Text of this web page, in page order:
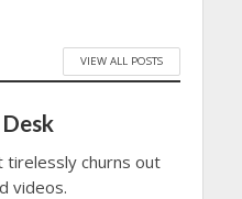
VIEW ALL POSTS
tirelessly churns out
videos.